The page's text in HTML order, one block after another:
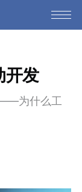
开发
——为什么工